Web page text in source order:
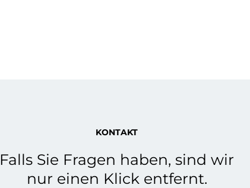
KONTAKT
Falls Sie Fragen haben, sind wir
nur einen Klick entfernt.